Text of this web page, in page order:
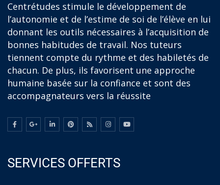
Centrétudes stimule le développement de
l’autonomie et de l’estime de soi de l’élève en lui
donnant les outils nécessaires à l’acquisition de
bonnes habitudes de travail. Nos tuteurs
tiennent compte du rythme et des habiletés de
chacun. De plus, ils favorisent une approche
humaine basée sur la confiance et sont des
accompagnateurs vers la réussite
SERVICES OFFERTS